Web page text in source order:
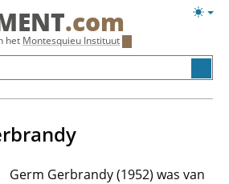
.com
het Montesquieu Instituut
Germ Gerbrandy (1952) was van